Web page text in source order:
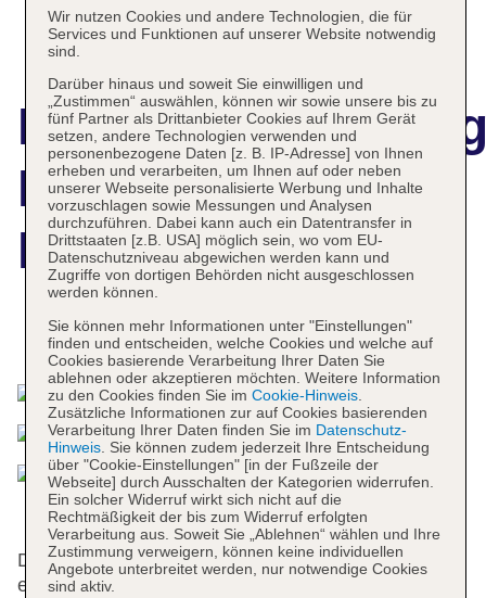
El Conquistador
Resort
Das bietet Ihre Unterkunft
Das Resort bietet 984 Zimmer und verfügt über
einen Aufzug. Die Rezeption ist rund um die Uhr
Wir nutzen Cookies und andere Technologien, die für
Services und Funktionen auf unserer Website notwendig
sind.
Darüber hinaus und soweit Sie einwilligen und
„Zustimmen“ auswählen, können wir sowie unsere bis zu
fünf Partner als Drittanbieter Cookies auf Ihrem Gerät
setzen, andere Technologien verwenden und
personenbezogene Daten [z. B. IP-Adresse] von Ihnen
erheben und verarbeiten, um Ihnen auf oder neben
unserer Webseite personalisierte Werbung und Inhalte
vorzuschlagen sowie Messungen und Analysen
durchzuführen. Dabei kann auch ein Datentransfer in
Drittstaaten [z.B. USA] möglich sein, wo vom EU-
Datenschutzniveau abgewichen werden kann und
Zugriffe von dortigen Behörden nicht ausgeschlossen
werden können.
Sie können mehr Informationen unter "Einstellungen"
finden und entscheiden, welche Cookies und welche auf
Cookies basierende Verarbeitung Ihrer Daten Sie
ablehnen oder akzeptieren möchten. Weitere Information
zu den Cookies finden Sie im Cookie-Hinweis.
Zusätzliche Informationen zur auf Cookies basierenden
Verarbeitung Ihrer Daten finden Sie im Datenschutz-
Hinweis. Sie können zudem jederzeit Ihre Entscheidung
über "Cookie-Einstellungen" [in der Fußzeile der
Webseite] durch Ausschalten der Kategorien widerrufen.
Ein solcher Widerruf wirkt sich nicht auf die
Rechtmäßigkeit der bis zum Widerruf erfolgten
Verarbeitung aus. Soweit Sie „Ablehnen“ wählen und Ihre
Zustimmung verweigern, können keine individuellen
Angebote unterbreitet werden, nur notwendige Cookies
sind aktiv.